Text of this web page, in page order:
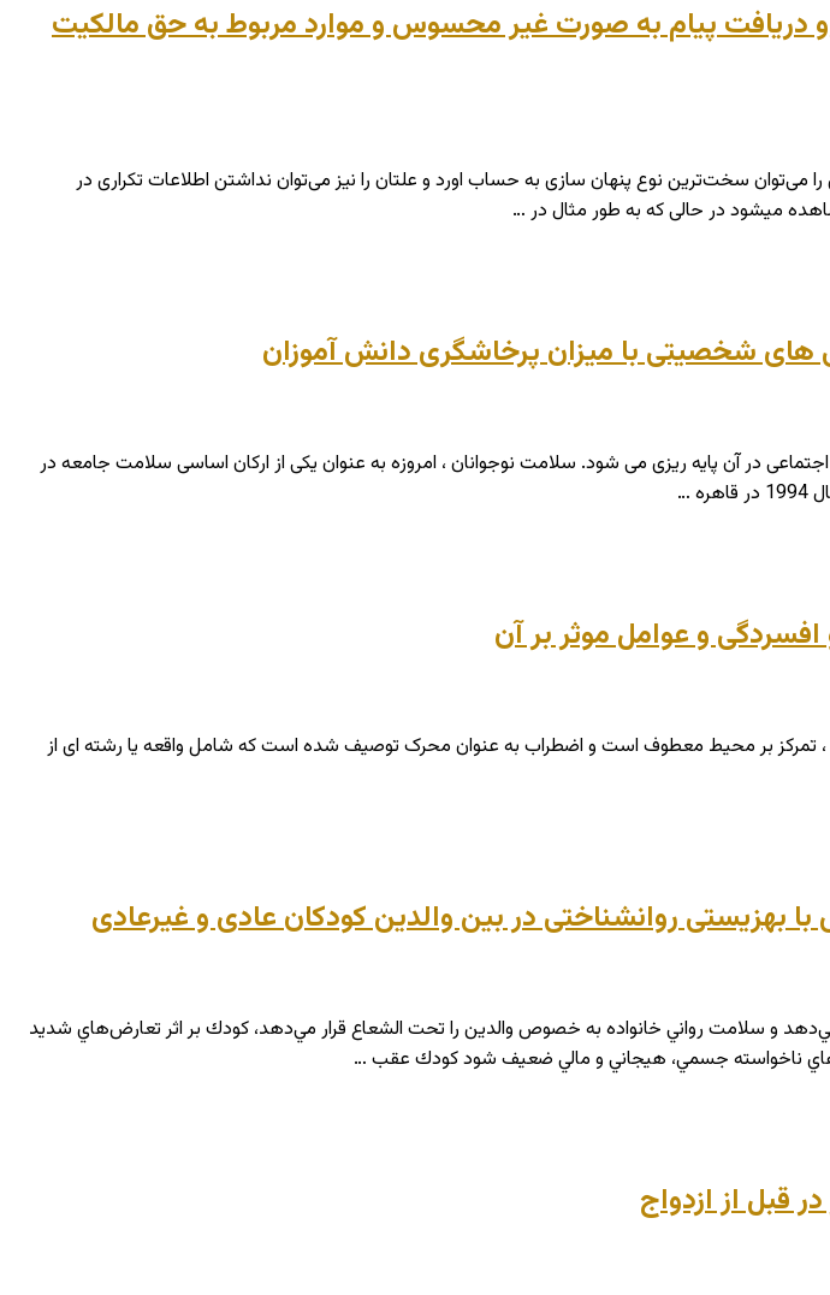
و دریافت پیام به صورت غیر محسوس و موارد مربوط به حق مالکیت
سخت‌ترین نوع پنهان سازی به حساب اورد و علتان را نیز می‌توان نداشتن اطلاعات تکراری در
می­شود در حالی که به طور مثال در …
های شخصیتی با میزان پرخاشگری دانش آموزان
در آن پایه ریزی می شود. سلامت نوجوانان ، امروزه به عنوان یکی از ارکان اساسی سلامت جامعه در
…
و عوامل موثر بر آن
مفهوم در نظر گرفته شده است (الهه میرزایی ، 1378 ) در یک رویکرد ، تمرکز بر محیط معطوف است و اضطراب به عنوان محرک توصیف شده است که شامل واقعه یا رشته ای از
با بهزیستی روانشناختی در بین والدین کودکان عادی و غیرعادی
و سلامت رواني خانواده به خصوص والدين را تحت الشعاع قرار مي‌دهد، كودك بر اثر تعارض‌هاي شديد
ناخواسته جسمي، هيجاني و مالي ضعيف شود كودك عقب …
قبل از ازدواج